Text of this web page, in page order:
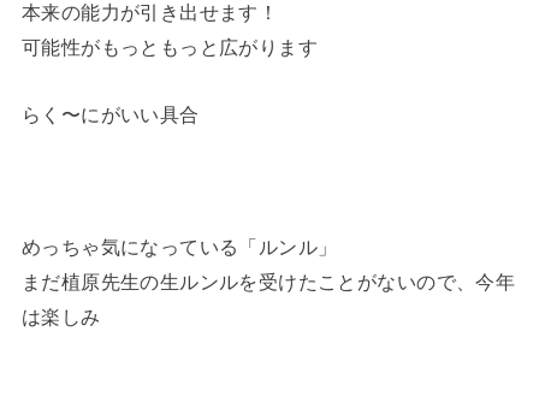
本来の能力が引き出せます！
可能性がもっともっと広がります
らく〜にがいい具合
めっちゃ気になっている「ルンル」
まだ植原先生の生ルンルを受けたことがないので、今年
は楽しみ